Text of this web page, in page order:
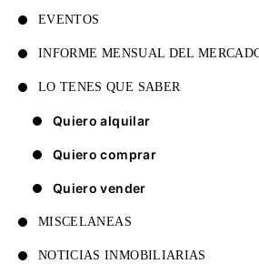
EVENTOS
INFORME MENSUAL DEL
LO TENES QUE SABER
Quiero alquilar
Quiero comprar
Quiero vender
MISCELANEAS
NOTICIAS INMOBILIARIAS